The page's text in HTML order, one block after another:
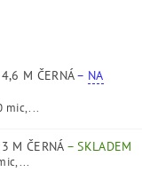
M ČERNÁ– NA
mic,...
M ČERNÁ –SKLADEM